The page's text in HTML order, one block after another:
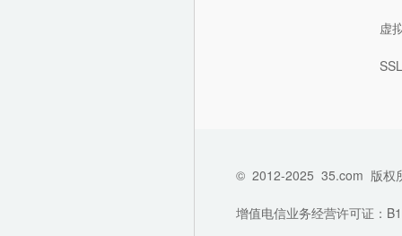
虚
© 2012-2025 35.com 版权
增值电信业务经营许可证：